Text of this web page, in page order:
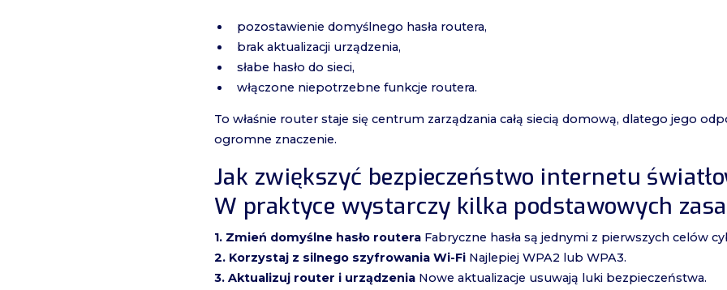
pozostawienie domyślnego hasła routera,
brak aktualizacji urządzenia,
słabe hasło do sieci,
włączone niepotrzebne funkcje routera.
To właśnie router staje się centrum zarządzania całą siecią domową, dlatego jego
ogromne znaczenie.
Jak zwiększyć bezpieczeństwo internetu
W praktyce wystarczy kilka podstawowych
1. Zmień domyślne hasło routera Fabryczne hasła są jednymi z pierwszych celów
2. Korzystaj z silnego szyfrowania Wi-Fi Najlepiej WPA2 lub WPA3.
3. Aktualizuj router i urządzenia Nowe aktualizacje usuwają luki bezpieczeństwa.